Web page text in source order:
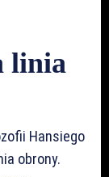
linia
Hansiego
obrony.